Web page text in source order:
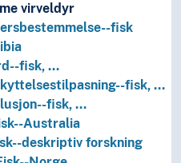
virveldyr
fisk
fisk, …
fisk, …
fisk, …
Australia
deskriptiv forskning